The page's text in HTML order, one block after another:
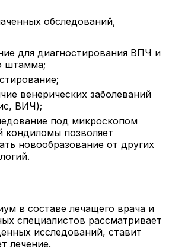
обследований,
для диагностирования ВПЧ и
штамма;
венерических заболеваний
ВИЧ);
под микроскопом
кондиломы позволяет
новообразование от других
в составе лечащего врача и
специалистов рассматривает
исследований, ставит
лечение.